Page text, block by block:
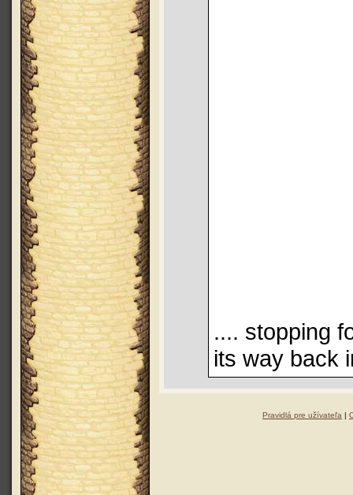
.... stopping
its way back
Pravidlá pre užívateľa |